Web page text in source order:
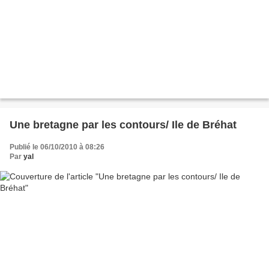
Une bretagne par les contours/ Ile de Bréhat
Publié le 06/10/2010 à 08:26
Par yal